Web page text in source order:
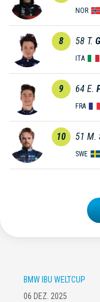
NOR
8 58 T.
ITA
9 64 E.
FRA
10 51 M.
SWE
BMW IBU WELTCUP
06 DEZ. 2025